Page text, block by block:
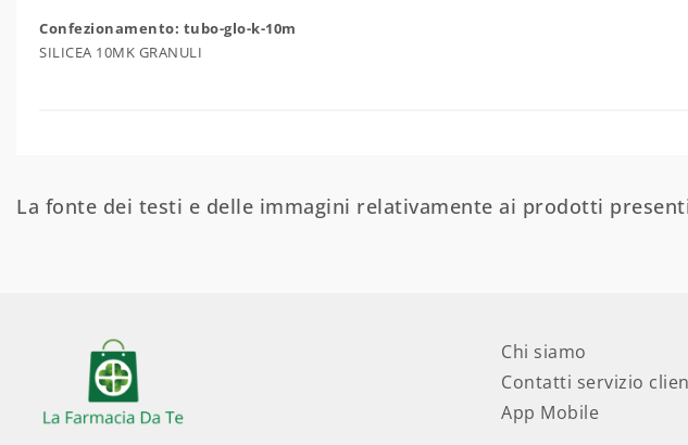
Confezionamento: tubo-glo-k-10m
SILICEA 10MK GRANULI
La fonte dei testi e delle immagini relativamente ai prodotti
Chi siamo
Contatti servizio
App Mobile